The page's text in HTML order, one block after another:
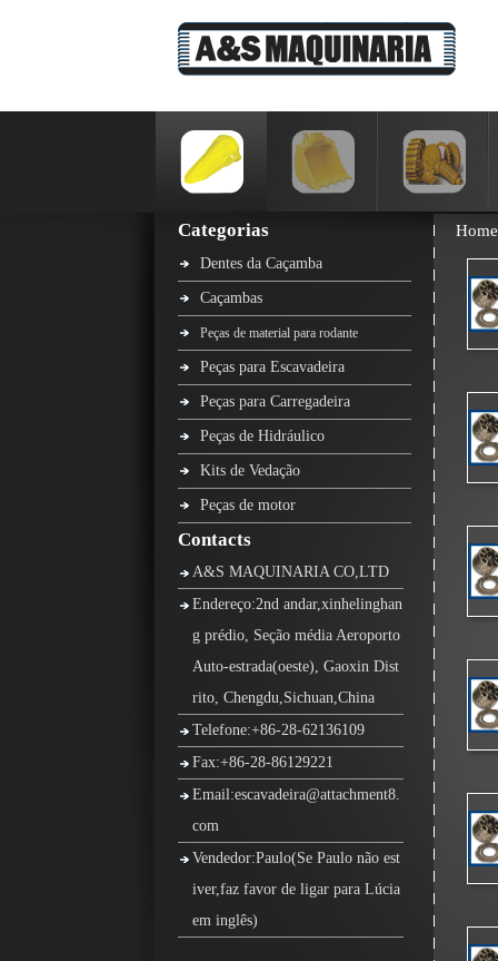
Categorias
Dentes da Caçamba
Caçambas
Peças de material para rodante
Peças para Escavadeira
Peças para Carregadeira
Peças de Hidráulico
Kits de Vedação
Peças de motor
Contacts
A&S MAQUINARIA CO,LTD
Endereço:2nd andar,xinhelinghan
g prédio, Seção média Aeroporto
Auto-estrada(oeste), Gaoxin Dist
rito, Chengdu,Sichuan,China
Telefone:+86-28-62136109
Fax:+86-28-86129221
Email:escavadeira@attachment8.
com
Vendedor:Paulo(Se Paulo não est
iver,faz favor de ligar para Lúcia
em inglês)
Home